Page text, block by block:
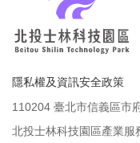
隱私權及資訊安全政策
110204 臺北市信義區市
北投士林科技園區產業